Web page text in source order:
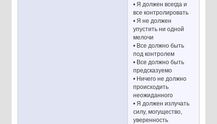
• Я должен всегда и
все контролировать
• Я не должен
упустить ни одной
мелочи
• Все должно быть
под контролем
• Все должно быть
предсказуемо
• Ничего не должно
происходить
неожиданного
• Я должен излучать
силу, могущество,
уверенность